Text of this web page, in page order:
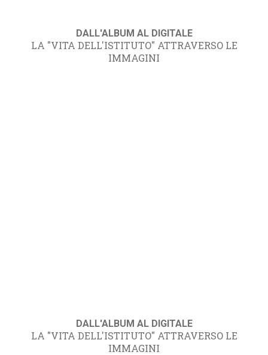
DALL'ALBUM AL DIGITALE
LA "VITA DELL'ISTITUTO" ATTRAVERSO LE
IMMAGINI
DALL'ALBUM AL DIGITALE
LA "VITA DELL'ISTITUTO" ATTRAVERSO LE
IMMAGINI